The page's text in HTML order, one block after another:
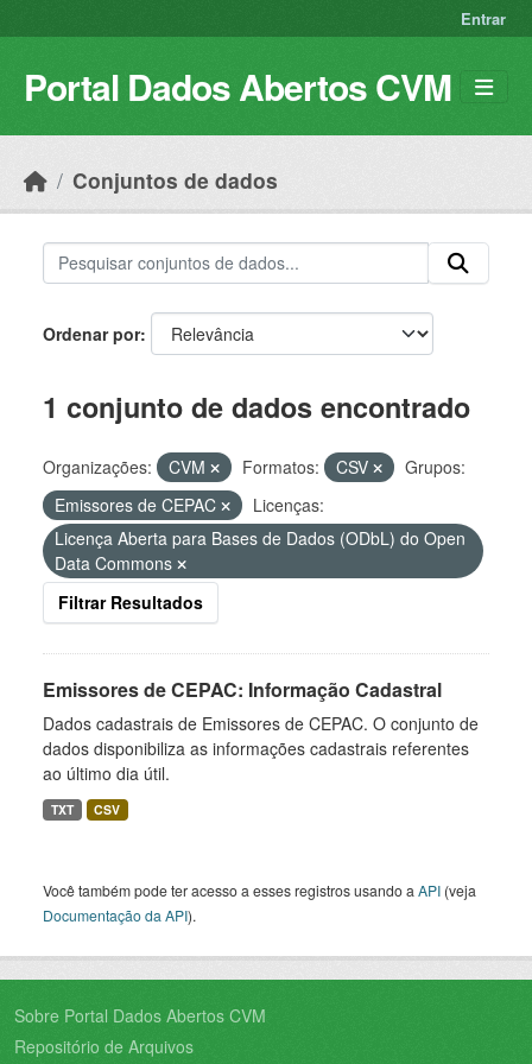
Entrar
Portal Dados Abertos CVM
Conjuntos de dados
Ordenar por
1 conjunto de dados encontrado
Organizações: CVM Formatos: CSV
Grupos:
Emissores de CEPAC
Licenças:
Licença Aberta para Bases de Dados (ODbL) do Open
Data Commons
Filtrar Resultados
Emissores de CEPAC: Informação Cadastral
Dados cadastrais de Emissores de CEPAC. O conjunto de
dados disponibiliza as informações cadastrais referentes
ao último dia útil.
TXT CSV
Você também pode ter acesso a esses registros usando a API (veja
Documentação da API).
Sobre Portal Dados Abertos CVM
Repositório de Arquivos